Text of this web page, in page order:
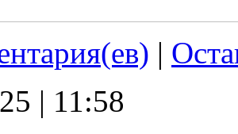
|
| 11:58